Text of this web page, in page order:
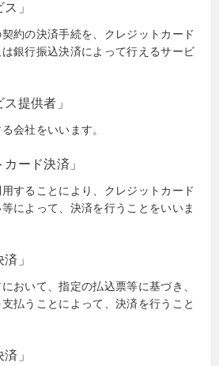
」
約の決済手続を、クレジットカード
銀行振込決済によって行えるサービ
提供者」
会社をいいます。
ード決済」
することにより、クレジットカード
によって、決済を行うことをいいま
」
おいて、指定の払込票等に基づき、
払うことによって、決済を行うこと
」